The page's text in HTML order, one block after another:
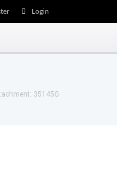
Login
35145G